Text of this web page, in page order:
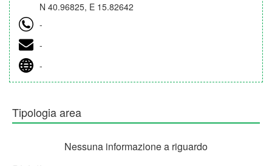
N 40.96825, E 15.82642
-
-
-
Tipologia area
Nessuna informazione a riguardo